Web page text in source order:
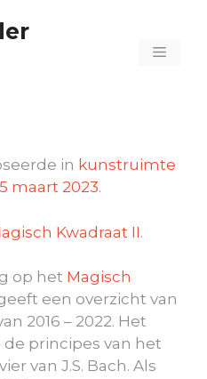
Menu
in kunstruimte
maart 2023.
Kwadraat II.
op het Magisch
een overzicht van
2016 – 2022. Het
principes van het
van J.S. Bach. Als